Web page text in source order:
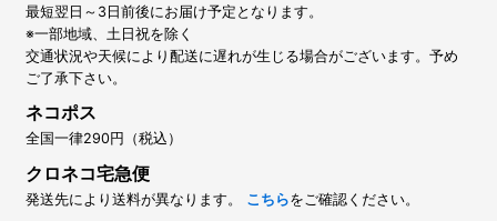
最短翌日～3日前後にお届け予定となります。
※一部地域、土日祝を除く
交通状況や天候により配送に遅れが生じる場合がございます。予め
ご了承下さい。
ネコポス
全国一律290円（税込）
クロネコ宅急便
発送先により送料が異なります。 こちらをご確認ください。